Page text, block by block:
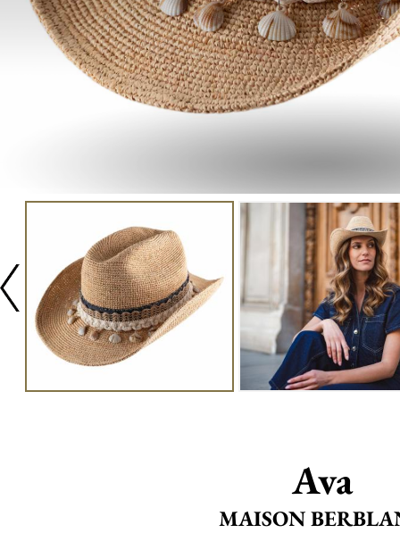
Ava
MAISON